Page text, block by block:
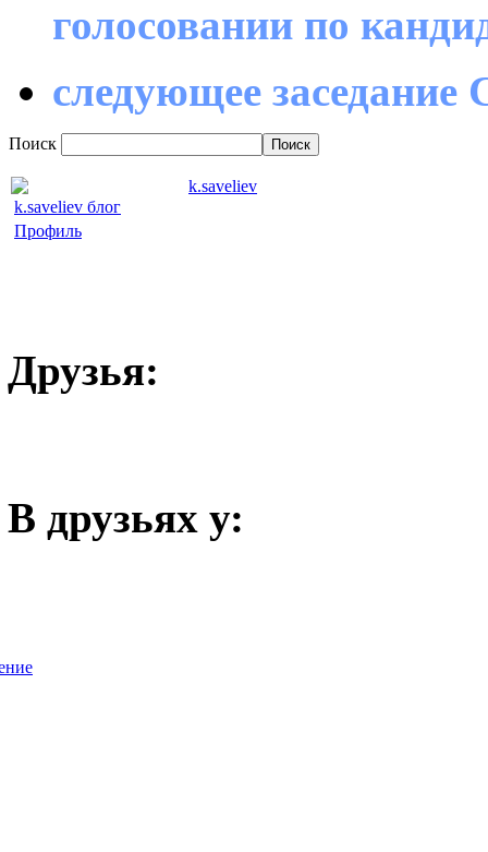
голосовании по
следующее заседание
Поиск
k.saveliev блог
Профиль
k.saveliev
Друзья:
В друзьях у: